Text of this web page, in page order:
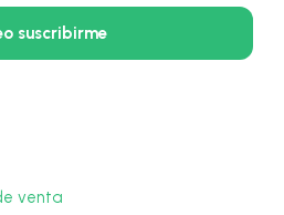
venta